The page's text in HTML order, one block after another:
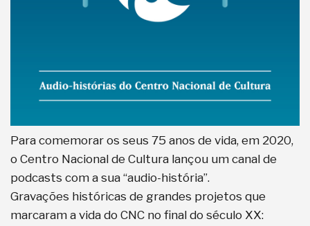
Para comemorar os seus 75 anos de vida, em 2020,
o Centro Nacional de Cultura lançou um canal de
podcasts com a sua “audio-história”.
Gravações históricas de grandes projetos que
marcaram a vida do CNC no final do século XX: